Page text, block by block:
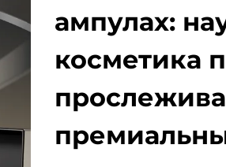
ампулах:
косметика